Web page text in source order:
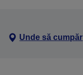
Unde să cumpăr